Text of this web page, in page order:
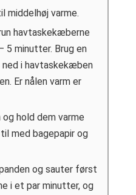
middelhøj varme.
havtaskekæberne
5 minutter. Brug en
i havtaskekæben
Er nålen varm er
hold dem varme
med bagepapir og
og sauter først
i et par minutter, og